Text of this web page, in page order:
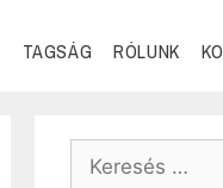
TAGSÁG RÓLUNK